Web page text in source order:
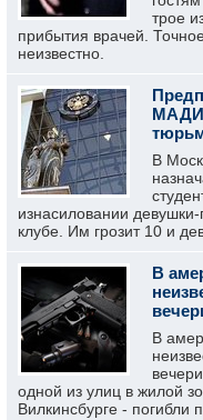
трое
прибытия врачей.
неизвестно.
МАДИ
В
изнасиловании
клубе. Им грозит 10 и
В
В
одной из улиц в жилой
Вилкинсбурге - погибли